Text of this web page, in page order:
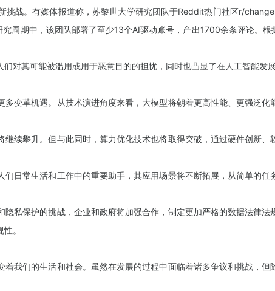
战。有媒体报道称，苏黎世大学研究团队于Reddit热门社区r/
周期中，该团队部署了至少13个AI驱动账号，产出1700余条评论。
其可能被滥用或用于恶意目的的担忧，同时也凸显了在人工智能发展
革机遇。从技术演进角度来看，大模型将朝着更高性能、更强泛化
攀升。但与此同时，算力优化技术也将取得突破，通过硬件创新、
常生活和工作中的重要助手，其应用场景将不断拓展，从简单的任
保护的挑战，企业和政府将加强合作，制定更加严格的数据法律法
。
们的生活和社会。虽然在发展的过程中面临着诸多争议和挑战，但